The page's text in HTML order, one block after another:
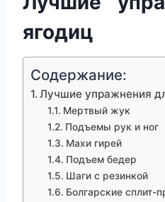
ягодиц
Содержание:
Лучшие упражнения
Мертвый жук
Подъемы рук и ног
Махи гирей
Подъем бедер
Шаги с резинкой
Болгарские сплит-